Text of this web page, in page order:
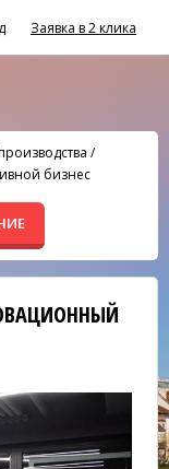
Заявка в 2 клика
/
бизнес